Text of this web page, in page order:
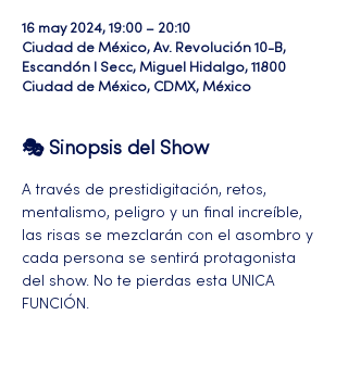
16 may 2024, 19:00 – 20:10
Ciudad de México, Av. Revolución 10-B,
Escandón I Secc, Miguel Hidalgo, 11800
Ciudad de México, CDMX, México
🎭 Sinopsis del Show
A través de prestidigitación, retos,
mentalismo, peligro y un final increíble,
las risas se mezclarán con el asombro y
cada persona se sentirá protagonista
del show. No te pierdas esta UNICA
FUNCIÓN.